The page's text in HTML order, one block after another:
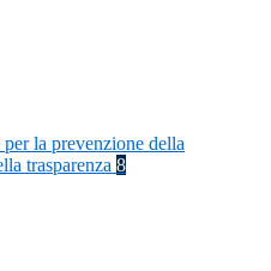
la prevenzione della
trasparenza 8